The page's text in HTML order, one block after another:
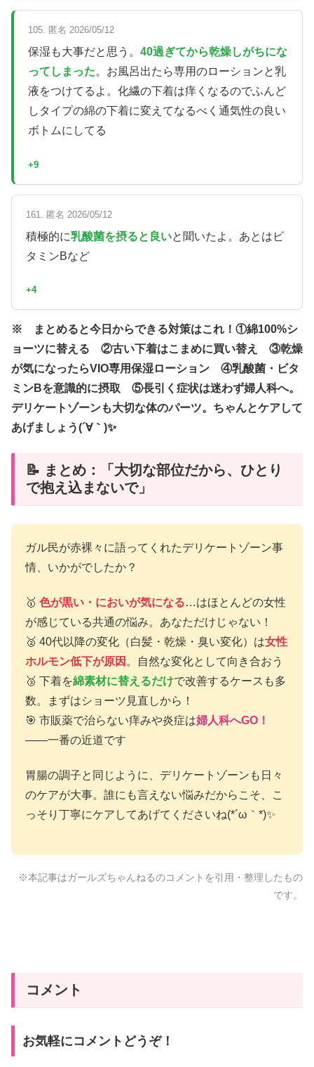
105. 匿名 2026/05/12
保湿も大事だと思う。 40過ぎてから乾燥しがちにな
ってしまった。お風呂出たら専用のローションと乳
液をつけてるよ。化繊の下着は痒くなるのでふんど
しタイプの綿の下着に変えてなるべく通気性の良い
ボトムにしてる
+9
161. 匿名 2026/05/12
積極的に乳酸菌を摂ると良いと聞いたよ。あとはビ
タミンBなど
+4
※ まとめると今日からできる対策はこれ！①綿100%シ
ョーツに替える ②古い下着はこまめに買い替え ③乾燥
が気になったらVIO専用保湿ローション ④乳酸菌・ビタ
ミンBを意識的に摂取 ⑤長引く症状は迷わず婦人科へ。
デリケートゾーンも大切な体のパーツ。ちゃんとケアして
あげましょう(´∀｀)✨
📝 まとめ：「大切な部位だから、ひとり
で抱え込まないで」
ガル民が赤裸々に語ってくれたデリケートゾーン事
情、いかがでしたか？
🥇 色が黒い・においが気になる…はほとんどの女性
が感じている共通の悩み。あなただけじゃない！
🥈 40代以降の変化（白髪・乾燥・臭い変化）は女性
ホルモン低下が原因 。自然な変化として向き合おう
🥉 下着を綿素材に替えるだけで改善するケースも多
数。まずはショーツ見直しから！
🎯 市販薬で治らない痒みや炎症は婦人科へGO！
——一番の近道です
胃腸の調子と同じように、デリケートゾーンも日々
のケアが大事。誰にも言えない悩みだからこそ、こ
っそり丁寧にケアしてあげてくださいね(*´ω｀*)✨
※本記事はガールズちゃんねるのコメントを引用・整理したもの
です。
コメント
お気軽にコメントどうぞ！